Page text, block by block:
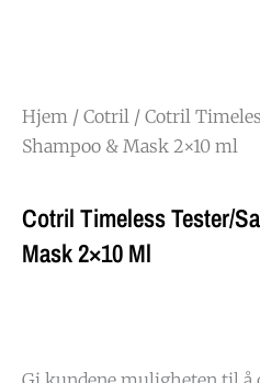
Hjem / Cotril / Cotril
Shampoo & Mask 2×10 ml
Cotril Timeless Tester/
Mask 2×10 Ml